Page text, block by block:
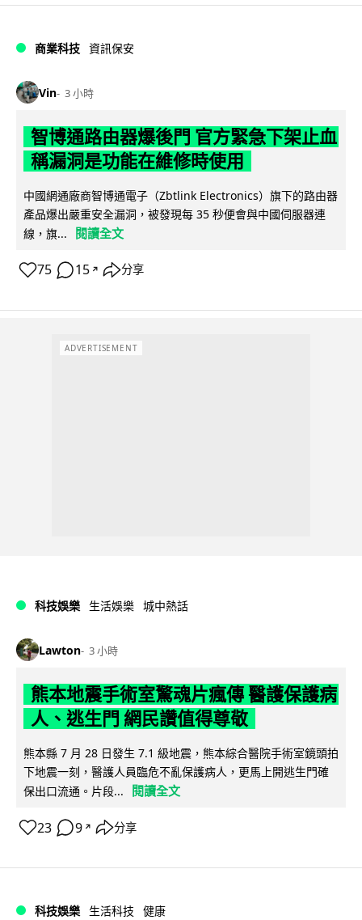
商業科技 資訊保安
Vin 3 小時
智博通路由器爆後門 官方緊急下架止血
稱漏洞是功能在維修時使用
中國網通廠商智博通電子（Zbtlink Electronics）旗下的路由器
產品爆出嚴重安全漏洞，被發現每 35 秒便會與中國伺服器連
線，旗...
閱讀全文
75 15 ↗ 分享
ADVERTISEMENT
科技娛樂 生活娛樂 城中熱話
Lawton 3 小時
熊本地震手術室驚魂片瘋傳 醫護保護病
人、逃生門 網民讚值得尊敬
熊本縣 7 月 28 日發生 7.1 級地震，熊本綜合醫院手術室鏡頭拍
下地震一刻，醫護人員臨危不亂保護病人，更馬上開逃生門確
保出口流通。片段...
閱讀全文
23 9 ↗ 分享
科技娛樂 生活科技 健康